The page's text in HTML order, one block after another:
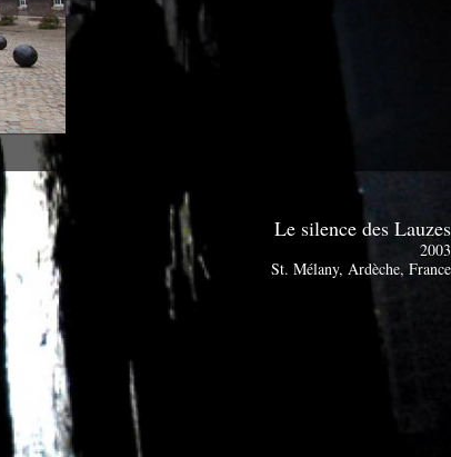
Le silence des Lauzes
2003
St. Mélany, Ardèche, France